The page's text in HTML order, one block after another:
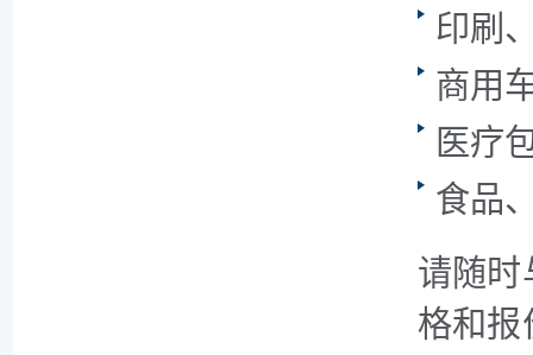
印刷
商用
医疗
食品
请随时
格和报